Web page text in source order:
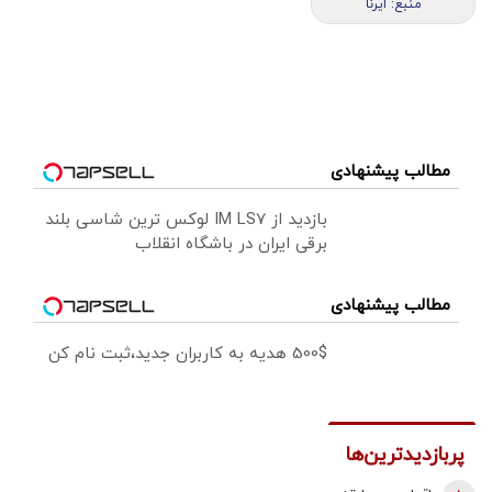
منبع: ایرنا
مطالب پیشنهادی
بازدید از IM LS7 لوکس ترین شاسی بلند
برقی ایران در باشگاه انقلاب
مطالب پیشنهادی
500$ هدیه به کاربران جدید،ثبت نام کن
پربازدیدترین‌ها